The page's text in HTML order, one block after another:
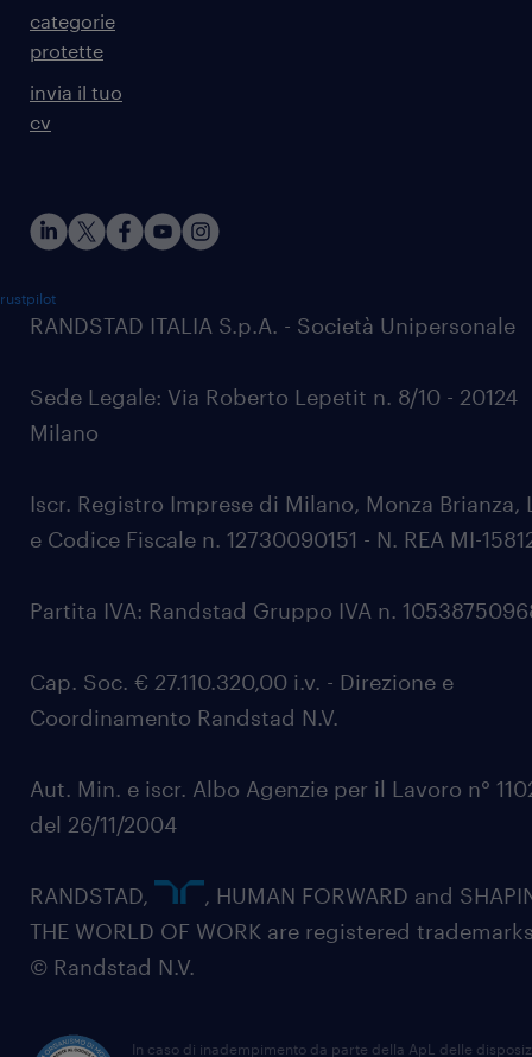
categorie
protette
invia il tuo
cv
RANDSTAD ITALIA S.p.A. - Società Unipersonale
Sede Legale: Via Roberto Lepetit n. 8/10 - 20124
Milano
Iscr. Registro Imprese di Milano, Monza Brianza,
e Codice Fiscale n. 12730090151 - N. REA MI-
Partita IVA: Randstad Gruppo IVA n.
Cap. Soc. € 27.110.320,00 i.v. - Direzione e
Coordinamento Randstad N.V.
Aut. Min. e iscr. Albo Agenzie per il Lavoro n°
del 26/11/2004
RANDSTAD,
, HUMAN FORWARD and
THE WORLD OF WORK are registered
© Randstad N.V.
In caso di inadempimento da parte della ApL delle